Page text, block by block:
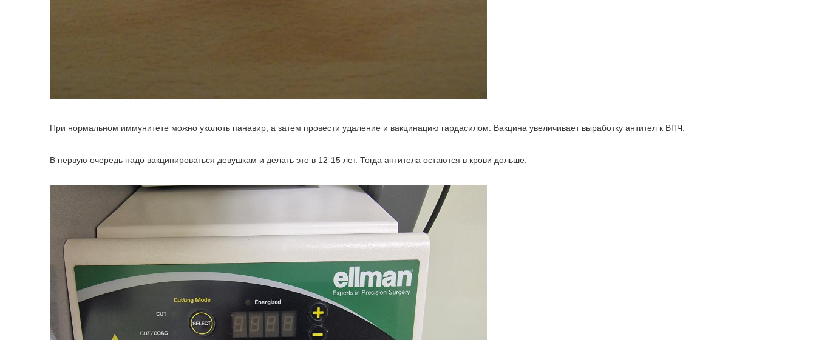
При нормальном иммунитете можно уколоть панавир, а затем провести удаление и вакцинацию гардасилом. Вакцина увеличивает выработку антител к ВПЧ.
В первую очередь надо вакцинироваться девушкам и делать это в 12-15 лет. Тогда антитела остаются в крови дольше.